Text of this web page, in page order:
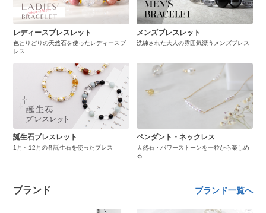
レディースブレスレット
色とりどりの天然石を使ったレディースブ
レス
メンズブレスレット
洗練された大人の雰囲気漂うメンズブレス
誕生石ブレスレット
1月～12月の各誕生石を使ったブレス
ペンダント・ネックレス
天然石・パワーストーンを一粒から楽しめ
る
ブランド ブランド一覧へ